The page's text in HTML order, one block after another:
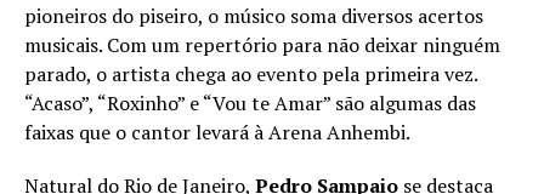
pioneiros do piseiro, o músico soma diversos acertos
musicais. Com um repertório para não deixar ninguém
parado, o artista chega ao evento pela primeira vez.
“Acaso”, “Roxinho” e “Vou te Amar” são algumas das
faixas que o cantor levará à Arena Anhembi.
Natural do Rio de Janeiro, Pedro Sampaio se destaca